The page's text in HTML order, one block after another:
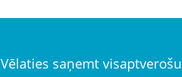
Vēlaties saņemt